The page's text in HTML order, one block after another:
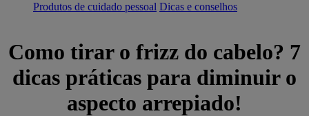
Produtos de cuidado pessoal Dicas e conselhos
Como tirar o frizz do cabelo? 7
dicas práticas para diminuir o
aspecto arrepiado!